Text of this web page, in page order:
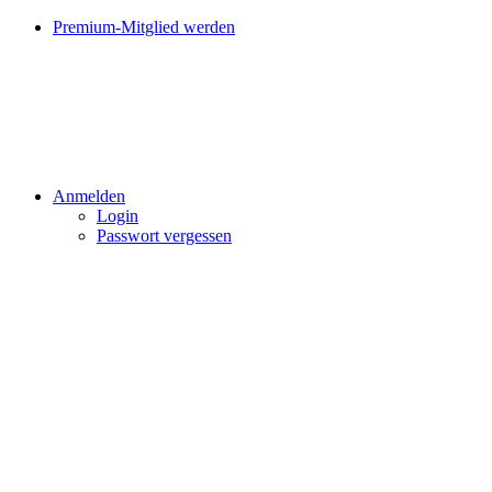
Premium-Mitglied werden
Anmelden
Login
Passwort vergessen